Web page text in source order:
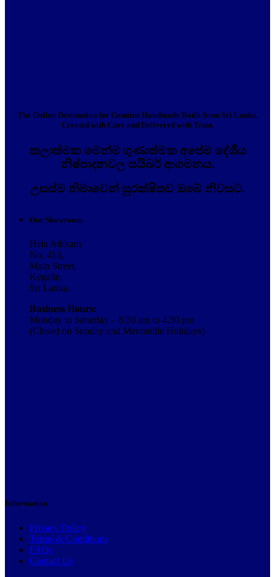
The Online Destination for Genuine Handmade Batik from Sri Lanka,
Created with Care and Delivered with Trust.
කලාත්මක මෙන්ම ගුණාත්මක අපේම දේශීය
නිෂ්පාදනවල සයිබර් ආගමනය.
උසස්ම නිමාවෙන් සුරක්ෂිතව ඔබේ නිවසට.
Our Showroom
Hela Athkam
No. 453,
Main Street,
Kegalle,
Sri Lanka.
Business Hours:
Monday to Saturday – 8.30 am to 4.30 pm
(Closed on Sunday and Mercantile Holidays)
Information
Privacy Policy
Terms & Conditions
FAQs
Contact Us